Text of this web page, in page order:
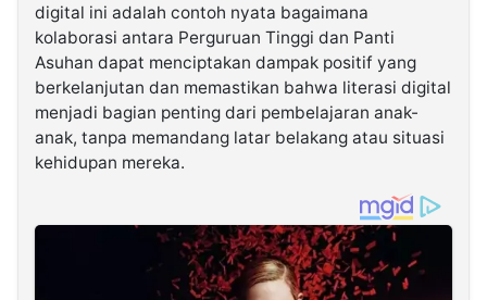
digital ini adalah contoh nyata bagaimana
kolaborasi antara Perguruan Tinggi dan Panti
Asuhan dapat menciptakan dampak positif yang
berkelanjutan dan memastikan bahwa literasi digital
menjadi bagian penting dari pembelajaran anak-
anak, tanpa memandang latar belakang atau situasi
kehidupan mereka.